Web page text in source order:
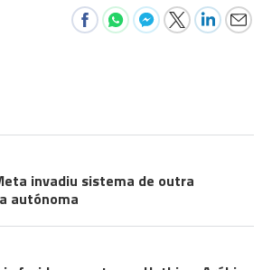
invadiu sistema de outra
autónoma